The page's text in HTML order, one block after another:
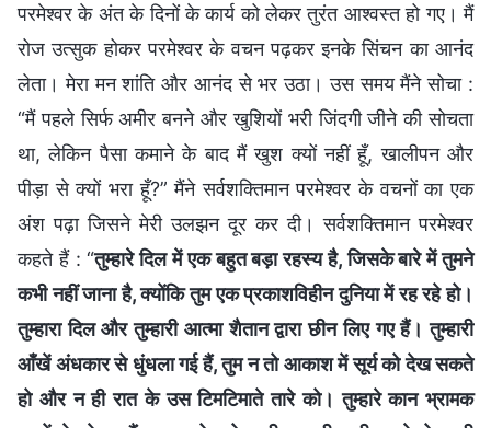
परमेश्वर के अंत के दिनों के कार्य को लेकर तुरंत आश्वस्त हो गए। मैं
रोज उत्सुक होकर परमेश्वर के वचन पढ़कर इनके सिंचन का आनंद
लेता। मेरा मन शांति और आनंद से भर उठा। उस समय मैंने सोचा :
“मैं पहले सिर्फ अमीर बनने और खुशियों भरी जिंदगी जीने की सोचता
था, लेकिन पैसा कमाने के बाद मैं खुश क्यों नहीं हूँ, खालीपन और
पीड़ा से क्यों भरा हूँ?” मैंने सर्वशक्तिमान परमेश्वर के वचनों का एक
अंश पढ़ा जिसने मेरी उलझन दूर कर दी। सर्वशक्तिमान परमेश्वर
कहते हैं : “तुम्हारे दिल में एक बहुत बड़ा रहस्य है, जिसके बारे में तुमने
कभी नहीं जाना है, क्योंकि तुम एक प्रकाशविहीन दुनिया में रह रहे हो।
तुम्हारा दिल और तुम्हारी आत्मा शैतान द्वारा छीन लिए गए हैं। तुम्हारी
आँखें अंधकार से धुंधला गई हैं, तुम न तो आकाश में सूर्य को देख सकते
हो और न ही रात के उस टिमटिमाते तारे को। तुम्हारे कान भ्रामक